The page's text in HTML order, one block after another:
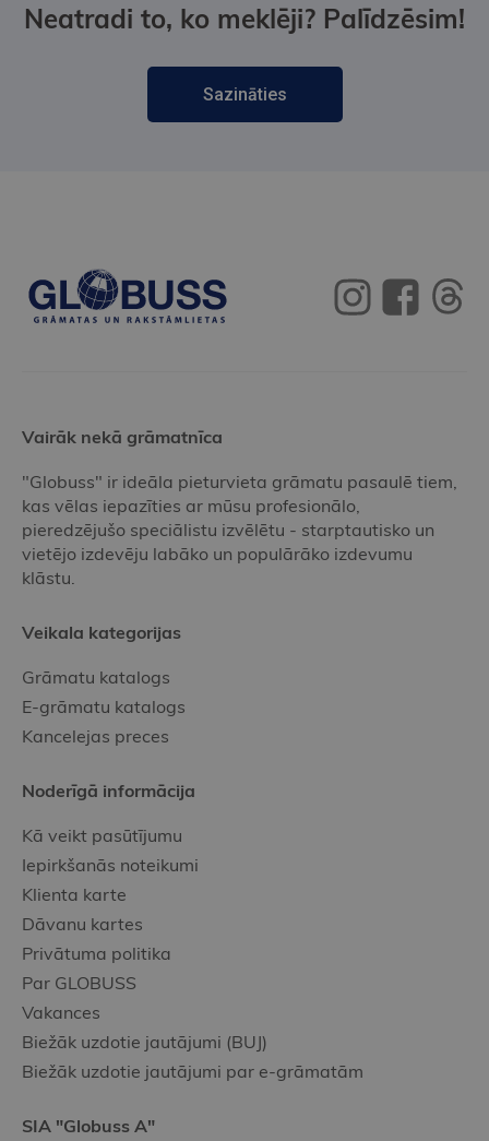
Neatradi to, ko meklēji? Palīdzēsim!
Sazināties
Vairāk nekā grāmatnīca
"Globuss" ir ideāla pieturvieta grāmatu pasaulē tiem,
kas vēlas iepazīties ar mūsu profesionālo,
pieredzējušo speciālistu izvēlētu - starptautisko un
vietējo izdevēju labāko un populārāko izdevumu
klāstu.
Veikala kategorijas
Grāmatu katalogs
E-grāmatu katalogs
Kancelejas preces
Noderīgā informācija
Kā veikt pasūtījumu
Iepirkšanās noteikumi
Klienta karte
Dāvanu kartes
Privātuma politika
Par GLOBUSS
Vakances
Biežāk uzdotie jautājumi (BUJ)
Biežāk uzdotie jautājumi par e-grāmatām
SIA "Globuss A"